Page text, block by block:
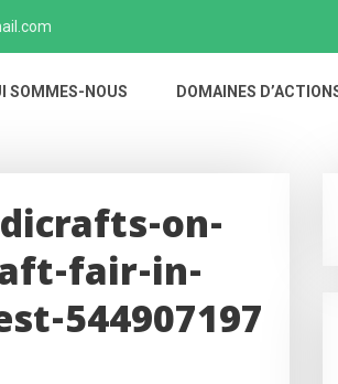
SOMMES-NOUS DOMAINES
on-
fair-in-
544907197